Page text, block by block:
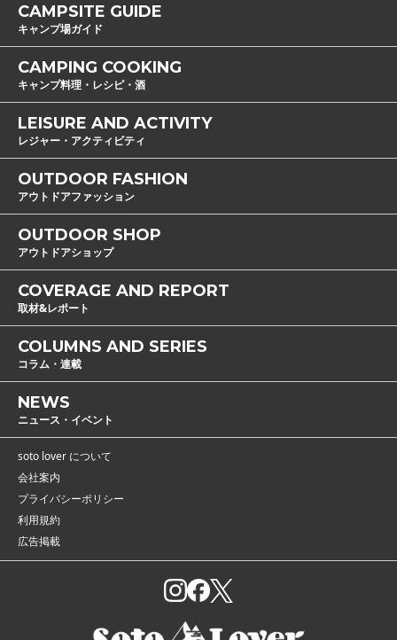
CAMPSITE GUIDE
キャンプ場ガイド
CAMPING COOKING
キャンプ料理・レシピ・酒
LEISURE AND ACTIVITY
レジャー・アクティビティ
OUTDOOR FASHION
アウトドアファッション
OUTDOOR SHOP
アウトドアショップ
COVERAGE AND REPORT
取材&レポート
COLUMNS AND SERIES
コラム・連載
NEWS
ニュース・イベント
soto lover について
会社案内
プライバシーポリシー
利用規約
広告掲載